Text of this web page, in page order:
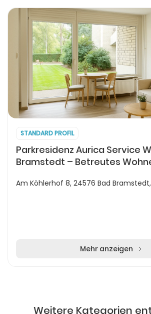
STANDARD PROFIL
Parkresidenz Aurica Service
Bramstedt – Betreutes
Am Köhlerhof 8, 24576 Bad
Mehr anzeigen
Weitere Kategorien